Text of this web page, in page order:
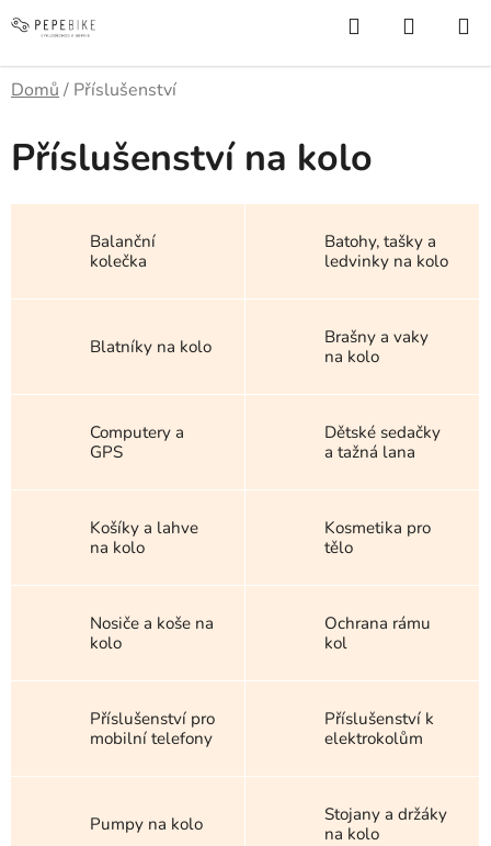
na
Hledat
KOŠÍK
Domů / Příslušenství
Příslušenství na kolo
Balanční
kolečka
Batohy, tašky a
ledvinky na kolo
Blatníky na kolo
Brašny a vaky
na kolo
Computery a
GPS
Dětské sedačky
a tažná lana
Košíky a lahve
na kolo
Kosmetika pro
tělo
Nosiče a koše na
kolo
Ochrana rámu
kol
Příslušenství pro
mobilní telefony
Příslušenství k
elektrokolům
Pumpy na kolo
Stojany a držáky
na kolo